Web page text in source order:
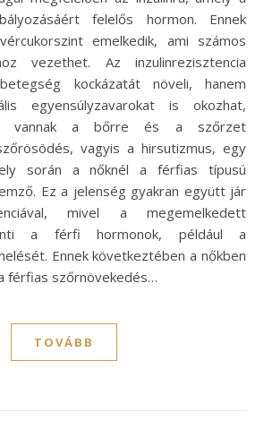
felelős hormon. Ennek
emelkedik, ami számos
vezethet. Az inzulinrezisztencia
kockázatát növeli, hanem
egyensúlyzavarokat is okozhat,
vannak a bőrre és a szőrzet
vagyis a hirsutizmus, egy
során a nőknél a férfias típusú
Ez a jelenség gyakran együtt jár
mivel a megemelkedett
a férfi hormonok, például a
Ennek következtében a nőkben
férfias szőrnövekedés…
TOVÁBB